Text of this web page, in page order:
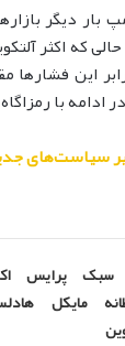
بار دیگر
که اکثر
این فشارها
ادامه با
سیاست‌های
سبک پرایس
مایکل